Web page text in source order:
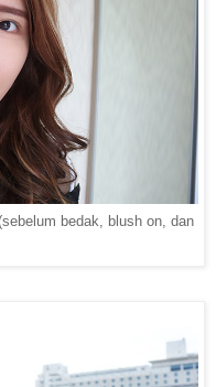
bedak, blush on, dan